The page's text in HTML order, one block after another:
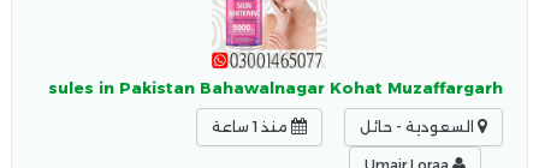
Capsules in Pakistan Bahawalnagar Kohat Muzaffargarh
السعودية - حائل منذ 1 ساعة